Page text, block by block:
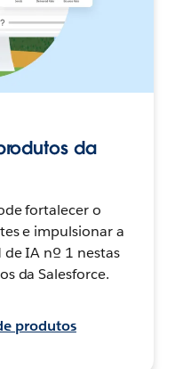
da
fortalecer o
e impulsionar a
IA nº 1 nestas
da Salesforce.
produtos